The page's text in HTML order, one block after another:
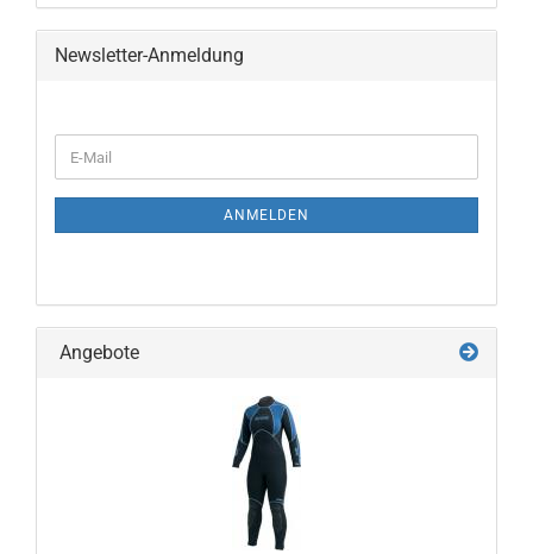
Newsletter-Anmeldung
ZUR
E-
Mail
ANMELDEN
Angebote